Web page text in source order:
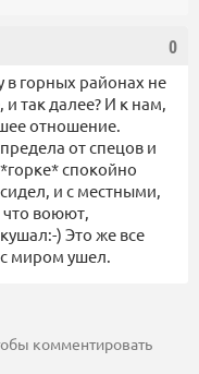
0
в горных районах не
так далее? И к нам,
отношение.
от спецов и
спокойно
и с местными,
воюют,
) Это же все
миром ушел.
комментировать